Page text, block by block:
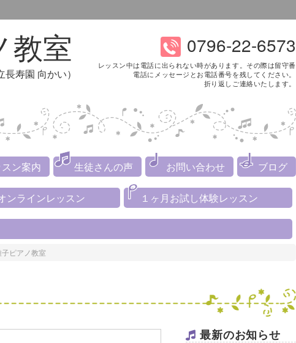
教室
寿園 向かい）
0796-22-6573
レッスン中は電話に出られない時があります。その際は留守番
電話にメッセージとお電話番号を残してください。
折り返しご連絡いたします。
スン案内 生徒さんの声 お問い合わせ ブログ
ンラインレッスン １ヶ月お試し体験レッスン
子ピアノ教室
最新のお知らせ